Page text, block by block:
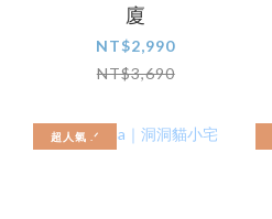
廈
NT$2,990
NT$3,690
超人氣 .ᐟ